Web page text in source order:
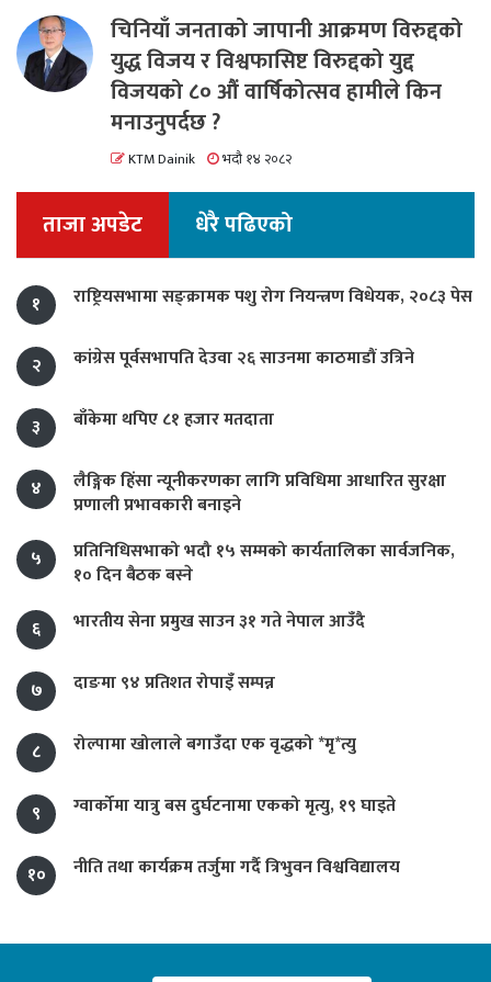
चिनियाँ जनताको जापानी आक्रमण विरुद्दको
युद्ध विजय र विश्वफासिष्ट विरुद्दको युद्द
विजयको ८० औं वार्षिकोत्सव हामीले किन
मनाउनुपर्दछ ?
KTM Dainik भदौ १४ २०८२
ताजा अपडेट धेरै पढिएको
१ राष्ट्रियसभामा सङ्क्रामक पशु रोग नियन्त्रण विधेयक, २०८३ पेस
२ कांग्रेस पूर्वसभापति देउवा २६ साउनमा काठमाडौं उत्रिने
३ बाँकेमा थपिए ८१ हजार मतदाता
४
लैङ्गिक हिंसा न्यूनीकरणका लागि प्रविधिमा आधारित सुरक्षा
प्रणाली प्रभावकारी बनाइने
५
प्रतिनिधिसभाको भदौ १५ सम्मको कार्यतालिका सार्वजनिक,
१० दिन बैठक बस्ने
६
भारतीय सेना प्रमुख साउन ३१ गते नेपाल आउँदै
७ दाङमा ९४ प्रतिशत रोपाइँ सम्पन्न
८ रोल्पामा खोलाले बगाउँदा एक वृद्धको *मृ*त्यु
९ ग्वार्कोमा यात्रु बस दुर्घटनामा एकको मृत्यु, १९ घाइते
१० नीति तथा कार्यक्रम तर्जुमा गर्दै त्रिभुवन विश्वविद्यालय